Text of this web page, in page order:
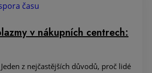
v nákupních centrech:
Jeden z nejčastějších důvodů, proč lidé